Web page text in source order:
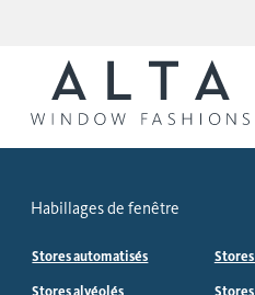
Habillages de fenêtre
Stores automatisés